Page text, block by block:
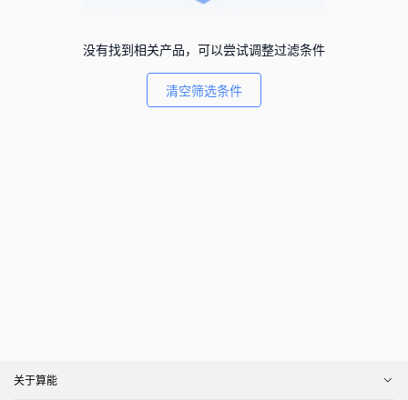
没有找到相关产品，可以尝试调整过滤条件
清空筛选条件
关于算能